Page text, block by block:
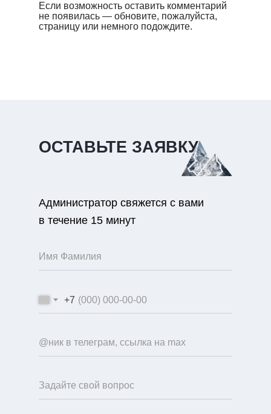
Если возможность оставить комментарий
не появилась — обновите, пожалуйста,
страницу или немного подождите.
ОСТАВЬТЕ ЗАЯВКУ
Администратор свяжется с вами
в течение 15 минут
+7